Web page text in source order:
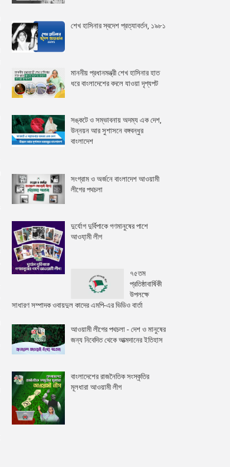
শেখ হাসিনার স্বদেশ প্রত্যাবর্তন, ১৯৮১
মাননীয় প্রধানমন্ত্রী শেখ হাসিনার হাত
ধরে বাংলাদেশের বদলে যাওয়া দৃশ্যপট
সঙ্কটে ও সম্ভাবনায় অদম্য এক দেশ,
উন্নয়ন আর সুশাসনে বঙ্গবন্ধুর
বাংলাদেশ
সংগ্রাম ও অর্জনে বাংলাদেশ আওয়ামী
লীগের পথচলা
দুর্যোগ দুর্বিপাকে গণমানুষের পাশে
আওযা়মী লীগ
৭৫তম
প্রতিষ্ঠাবার্ষিকী
উপলক্ষে
সাধারণ সম্পাদক ওবায়দুল কাদের এমপি-এর ভিডিও বার্তা
আওয়ামী লীগের পথচলা - দেশ ও মানুষের
জন্য নিবেদিত থেকে আত্মদানের ইতিহাস
বাংলাদেশের রাজনৈতিক সংস্কৃতির
মূলধারা আওয়ামী লীগ